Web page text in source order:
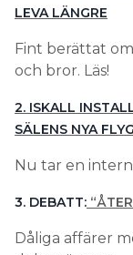
LEVA LÄNGRE
Fint berättat
och bror. Läs!
2. ISKALL
SÄLENS NYA
Nu tar en
3. DEBATT:
Dåliga affärer